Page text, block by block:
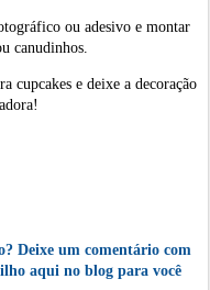
ou adesivo e montar
canudinhos.
cupcakes e deixe a decoração
Deixe um comentário com
aqui no blog para você